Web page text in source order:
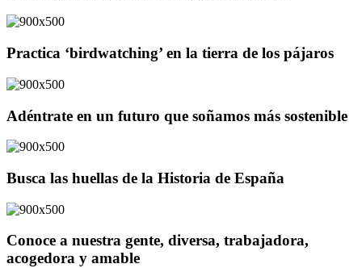
Practica ‘birdwatching’ en la tierra de los pájaros
Adéntrate en un futuro que soñamos más sostenible
Busca las huellas de la Historia de España
Conoce a nuestra gente, diversa, trabajadora,
acogedora y amable